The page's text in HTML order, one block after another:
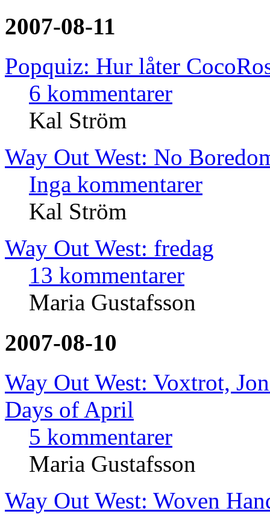
2007-08-11
Popquiz: Hur låter
6 kommentarer
Kal Ström
Way Out West: No
Inga kommentarer
Kal Ström
Way Out West: fredag
13 kommentarer
Maria Gustafsson
2007-08-10
Way Out West: Voxtrot,
Days of April
5 kommentarer
Maria Gustafsson
Way Out West: Woven